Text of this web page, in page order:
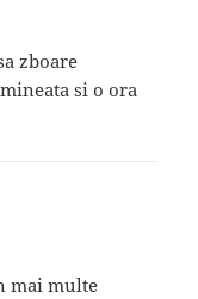
zboare
si o ora
mai multe